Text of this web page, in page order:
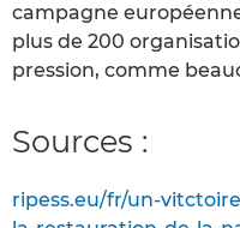
campagne
plus de 200
pression, comme
Sources :
ripess.eu/fr/un-